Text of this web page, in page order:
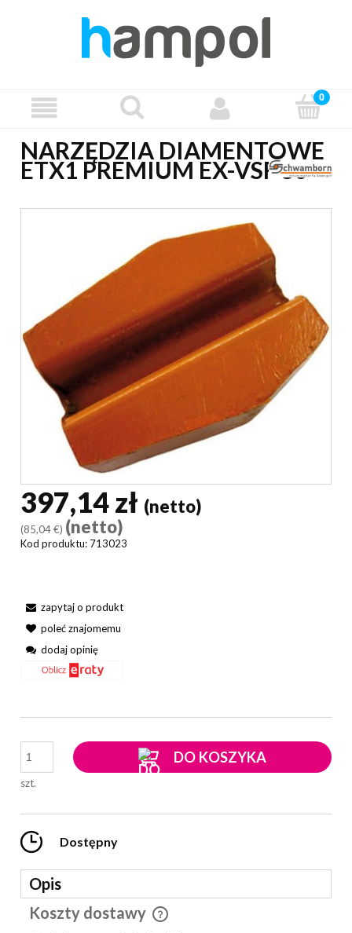
NARZĘDZIA DIAMENTOWE
ETX1 PREMIUM EX-VSF 80
397,14 zł (netto)
(85,04 €) (netto)
Kod produktu: 713023
zapytaj o produkt
poleć znajomemu
dodaj opinię
szt.
DO KOSZYKA
Dostępny
Opis
Koszty dostawy
Cena nie zawiera ewentualnych kosztów płatności